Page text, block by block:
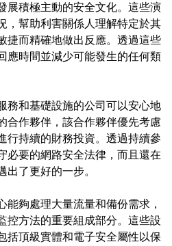
展積極主動的安全文化。這些演
，幫助利害關係人理解特定於其
捷而精確地做出反應。透過這些
應時間並減少可能發生的任何類
務和基礎設施的公司可以安心地
合作夥伴，該合作夥伴優先考慮
行持續的財務投資。透過持續參
必要的網路安全法律，而且還在
了更好的一步。
能夠處理大量流量和備份需求，
控方法的重要組成部分。這些設
括頂級實體和電子安全屬性以保